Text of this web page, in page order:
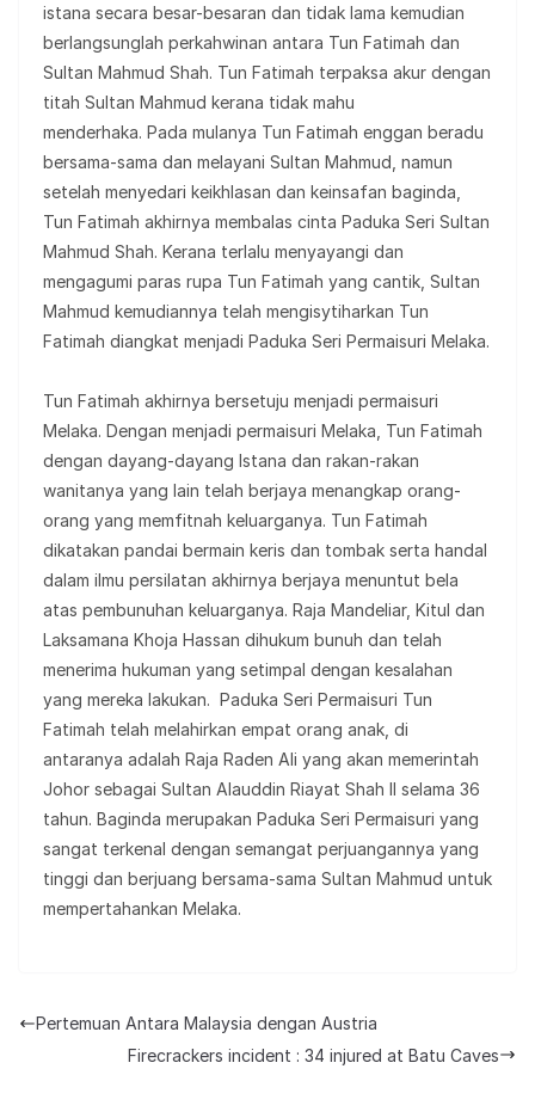
istana secara besar-besaran dan tidak lama kemudian
berlangsunglah perkahwinan antara Tun Fatimah dan
Sultan Mahmud Shah. Tun Fatimah terpaksa akur dengan
titah Sultan Mahmud kerana tidak mahu
menderhaka. Pada mulanya Tun Fatimah enggan beradu
bersama-sama dan melayani Sultan Mahmud, namun
setelah menyedari keikhlasan dan keinsafan baginda,
Tun Fatimah akhirnya membalas cinta Paduka Seri Sultan
Mahmud Shah. Kerana terlalu menyayangi dan
mengagumi paras rupa Tun Fatimah yang cantik, Sultan
Mahmud kemudiannya telah mengisytiharkan Tun
Fatimah diangkat menjadi Paduka Seri Permaisuri Melaka.
Tun Fatimah akhirnya bersetuju menjadi permaisuri
Melaka. Dengan menjadi permaisuri Melaka, Tun Fatimah
dengan dayang-dayang Istana dan rakan-rakan
wanitanya yang lain telah berjaya menangkap orang-
orang yang memfitnah keluarganya. Tun Fatimah
dikatakan pandai bermain keris dan tombak serta handal
dalam ilmu persilatan akhirnya berjaya menuntut bela
atas pembunuhan keluarganya. Raja Mandeliar, Kitul dan
Laksamana Khoja Hassan dihukum bunuh dan telah
menerima hukuman yang setimpal dengan kesalahan
yang mereka lakukan. Paduka Seri Permaisuri Tun
Fatimah telah melahirkan empat orang anak, di
antaranya adalah Raja Raden Ali yang akan memerintah
Johor sebagai Sultan Alauddin Riayat Shah II selama 36
tahun. Baginda merupakan Paduka Seri Permaisuri yang
sangat terkenal dengan semangat perjuangannya yang
tinggi dan berjuang bersama-sama Sultan Mahmud untuk
mempertahankan Melaka.
Pertemuan Antara Malaysia dengan Austria
Firecrackers incident : 34 injured at Batu Caves